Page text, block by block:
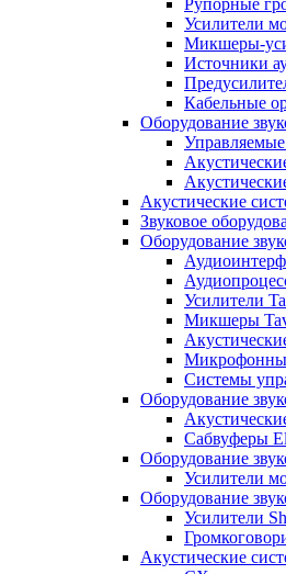
Рупорные
Усилители
Микшеры-
Источники
Кабельные
Оборудование
Акустические
Звуковое
Оборудование
Усилители
Микшеры
Системы
Оборудование
Сабвуферы
Оборудование
Усилители
Оборудование
Усилители
Акустические